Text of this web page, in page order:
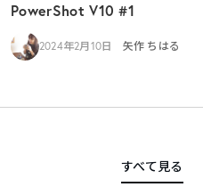
PowerShot V10 #1
2024年2月10日 矢作 ちはる
すべて見る